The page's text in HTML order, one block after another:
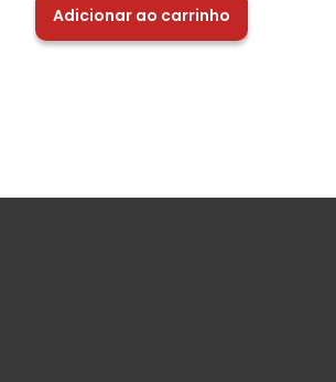
Adicionar ao carrinho